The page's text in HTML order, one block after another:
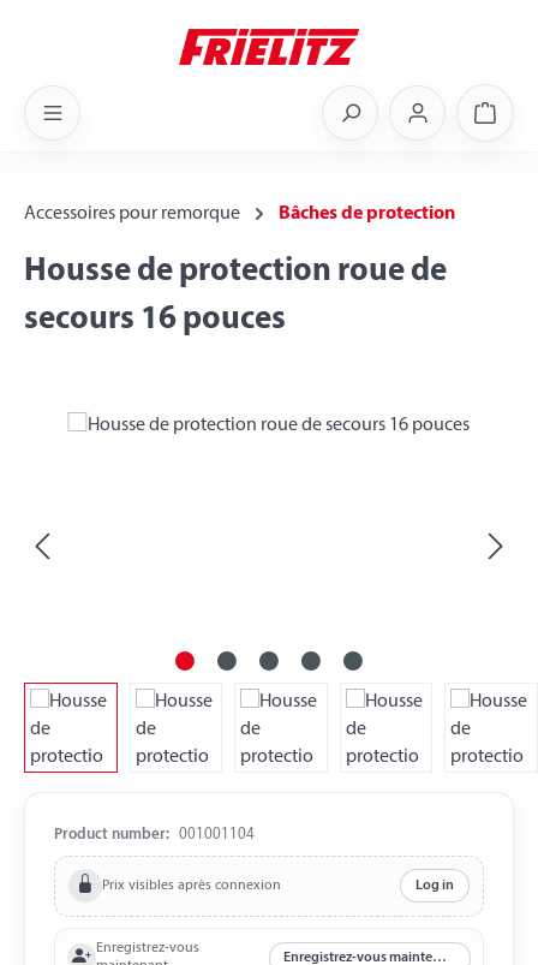
Accessoires pour remorque Bâches de protection
Housse de protection roue de
secours 16 pouces
Skip image gallery
Product number: 001001104
Prix visibles après connexion Log in
Enregistrez-vous
Enregistrez-vous maintenant